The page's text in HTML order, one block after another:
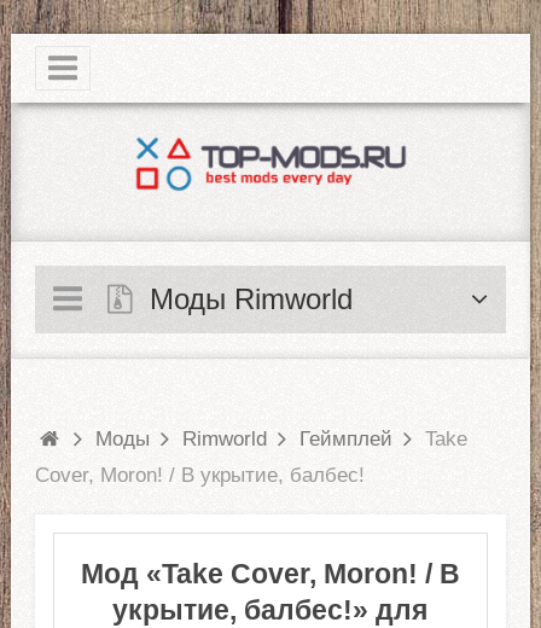
|
Моды Rimworld
Моды Rimworld Геймплей
Take
Cover, Moron! / В укрытие, балбес!
Мод «Take Cover, Moron! / В
укрытие, балбес!» для